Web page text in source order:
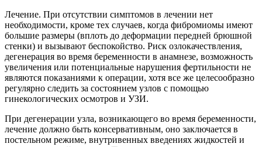
Лечение. При отсутствии симптомов в лечении нет
необходимости, кроме тех случаев, когда фибромиомы имеют
большие размеры (вплоть до деформации передней брюшной
стенки) и вызывают беспокойство. Риск озлокачествления,
дегенерация во время беременности в анамнезе, возможность
увеличения или потенциальные нарушения фертильности не
являются показаниями к операции, хотя все же целесообразно
регулярно следить за состоянием узлов с помощью
гинекологических осмотров и УЗИ.
При дегенерации узла, возникающего во время беременности,
лечение должно быть консервативным, оно заключается в
постельном режиме, внутривенных введениях жидкостей и